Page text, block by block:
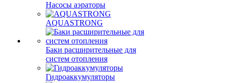
Насосы аэраторы
AQUASTRONG
Баки расширительные для
систем отопления
Гидроаккумуляторы